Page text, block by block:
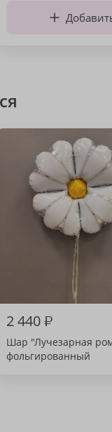
2 440₽
Шар "Лучезарная
фольгированный